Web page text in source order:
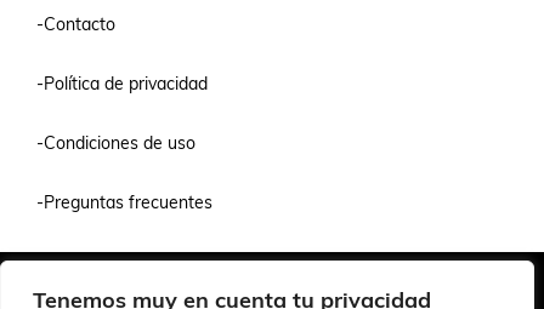
Tenemos muy en cuenta tu privacidad
-Contacto
-Política de privacidad
-Condiciones de uso
-Preguntas frecuentes